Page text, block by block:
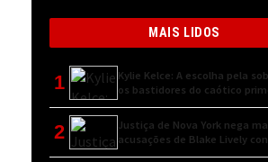
MAIS LIDOS
1
Kylie Kelce: A escolha pela
os bastidores do caótico
encontro
2
Justiça de Nova York nega
acusações de Blake Lively
Baldoni